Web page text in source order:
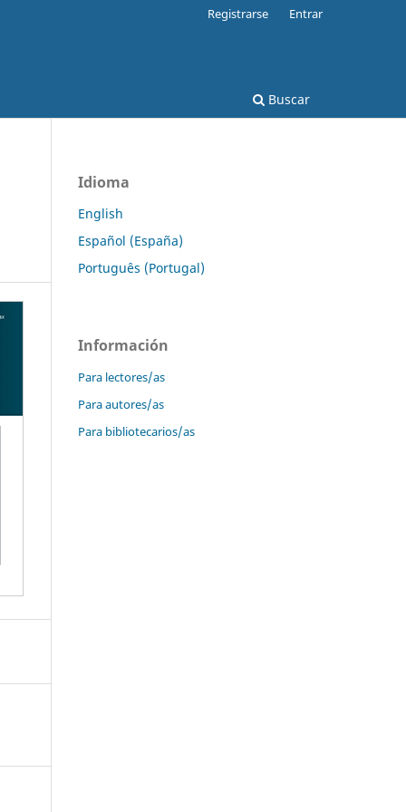
Buscar
Registrarse Entrar
Idioma
English
Español (España)
Português (Portugal)
Información
Para lectores/as
Para autores/as
Para bibliotecarios/as